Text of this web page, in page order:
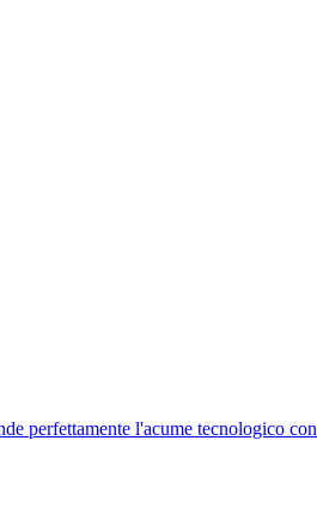
perfettamente l'acume tecnologico con